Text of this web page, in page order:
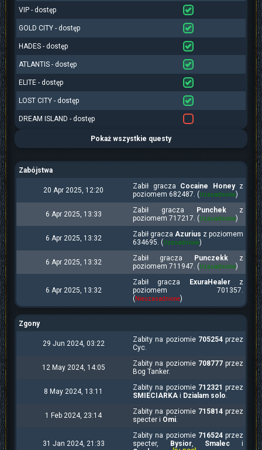
VIP - dostęp
GOLD CITY - dostęp
HADES - dostęp
ATLANTIS - dostęp
ELITE - dostęp
LOST CITY - dostęp
DREAM ISLAND - dostęp
Pokaż wszystkie questy
Zabójstwa
20 Apr 2025, 12:20 Zabił gracza Cocaine Honeyz
poziomem 682487. ( Uzasadnione)
6 Apr 2025, 13:33 Zabił gracza Punchek z
poziomem 717217. ( Uzasadnione)
6 Apr 2025, 13:32 Zabił gracza Azurius z poziomem
634695. ( Uzasadnione)
6 Apr 2025, 13:32 Zabił gracza Punczekkz
poziomem 711947. ( Uzasadnione)
6 Apr 2025, 13:32
Zabił gracza ExuraHealerz
poziomem 701357.
( Nieuzasadnione)
Zgony
29 Jun 2024, 03:22 Zabity na poziomie 705254przez
Cyc.
12 May 2024, 14:05 Zabity na poziomie 708777przez
Bog Tanker.
8 May 2024, 13:11 Zabity na poziomie 712321 przez
SMIECIARKA i Dzialam solo.
1 Feb 2024, 23:14 Zabity na poziomie 715814przez
specter i Omi.
31 Jan 2024, 21:33
Zabity na poziomie 716524przez
specter,
Bysior, Smalec i